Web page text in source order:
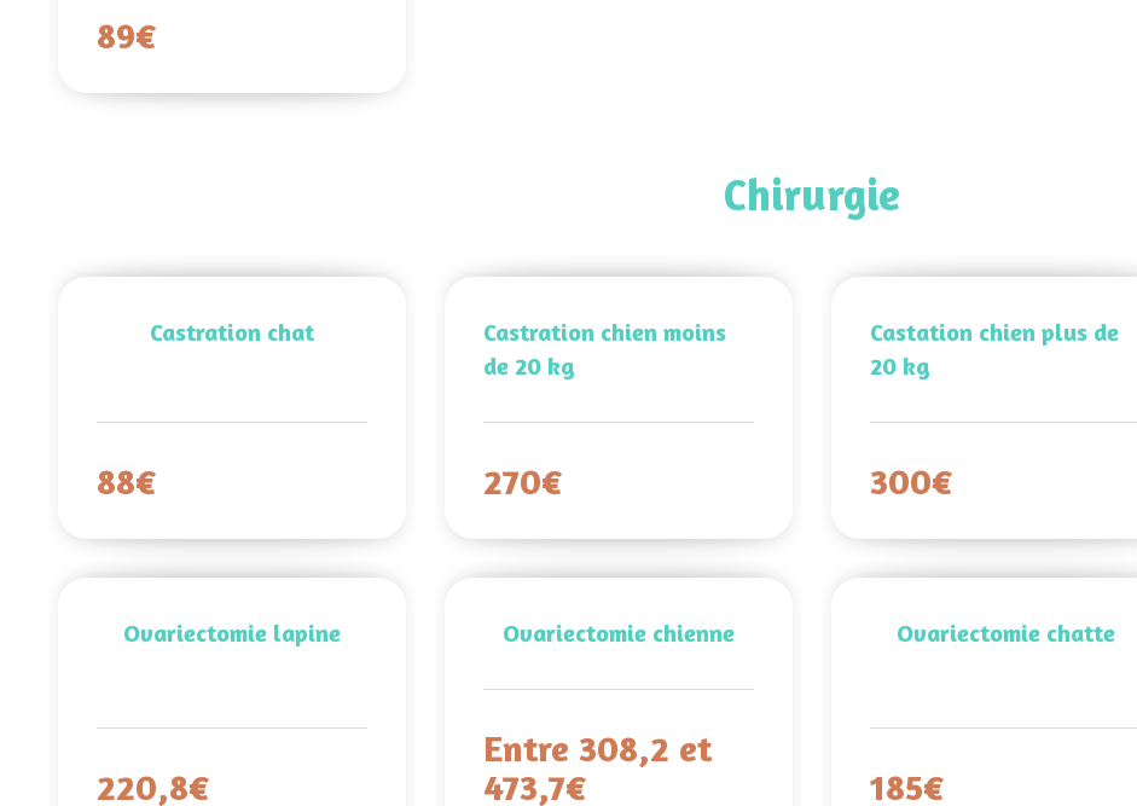
89€
Chirurgie
Castration chat
88€
Castration chien moins
de 20 kg
270€
Castation chien plus de
20 kg
300€
Ovariectomie lapine
220,8€
Ovariectomie chienne
Entre 308,2 et
473,7€
Ovariectomie chatte
185€